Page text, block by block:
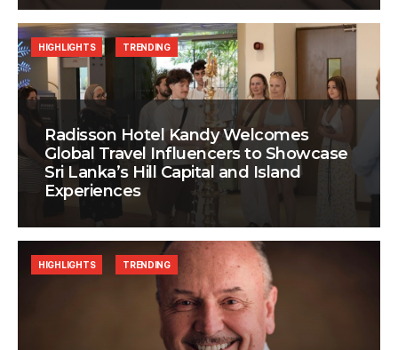
Radisson Hotel Kandy Welcomes
Global Travel Influencers to Showcase
Sri Lanka’s Hill Capital and Island
Experiences
HIGHLIGHTS TRENDING
HIGHLIGHTS TRENDING